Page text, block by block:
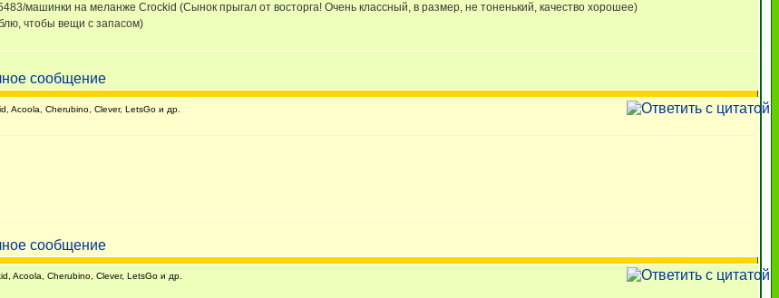
машинки на меланже Crockid (Сынок прыгал от восторга! Очень классный, в размер, не тоненький, качество хорошее)
чтобы вещи с запасом)
Acoola, Cherubino, Clever, LetsGo и др.
Acoola, Cherubino, Clever, LetsGo и др.